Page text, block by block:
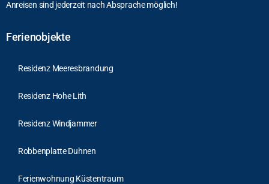
Anreisen sind jederzeit nach Absprache möglich!
Ferienobjekte
Residenz Meeresbrandung
Residenz Hohe Lith
Residenz Windjammer
Robbenplatte Duhnen
Ferienwohnung Küstentraum